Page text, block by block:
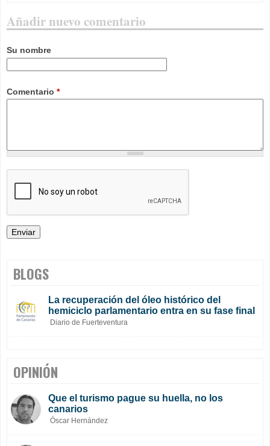
Añadir nuevo comentario
Su nombre
Comentario *
BLOGS
La recuperación del óleo histórico del
hemiciclo parlamentario entra en su fase final
Diario de Fuerteventura
OPINIÓN
Que el turismo pague su huella, no los
canarios
Óscar Hernández